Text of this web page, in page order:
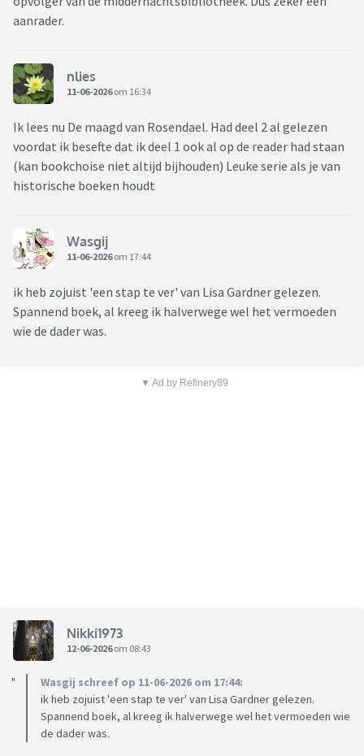
aanrader.
nlies
11-06-2026om 16:34
Ik lees nu De maagd van Rosendael. Had deel 2 al gelezen
voordat ik besefte dat ik deel 1 ook al op de reader had staan
(kan bookchoise niet altijd bijhouden) Leuke serie als je van
historische boeken houdt
Wasgij
11-06-2026om 17:44
ik heb zojuist 'een stap te ver' van Lisa Gardner gelezen.
Spannend boek, al kreeg ik halverwege wel het vermoeden
wie de dader was.
▼ Ad by Refinery89
Nikki1973
12-06-2026om 08:43
Wasgij schreef op 11-06-2026 om 17:44:
ik heb zojuist 'een stap te ver' van Lisa Gardner gelezen.
Spannend boek, al kreeg ik halverwege wel het vermoeden wie
de dader was.